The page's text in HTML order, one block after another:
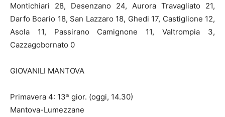
Montichiari 28, Desenzano 24, Aurora Travagliato 21,
Darfo Boario 18, San Lazzaro 18, Ghedi 17, Castiglione 12,
Asola 11, Passirano Camignone 11, Valtrompia 3,
Cazzagobornato 0
GIOVANILI MANTOVA
Primavera 4: 13ª gior. (oggi, 14.30)
Mantova-Lumezzane